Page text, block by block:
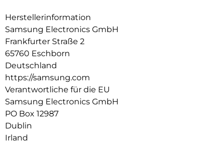
Herstellerinformation
Samsung Electronics GmbH
Frankfurter Straße 2
65760 Eschborn
Deutschland
https://samsung.com
Verantwortliche für die EU
Samsung Electronics GmbH
PO Box 12987
Dublin
Irland